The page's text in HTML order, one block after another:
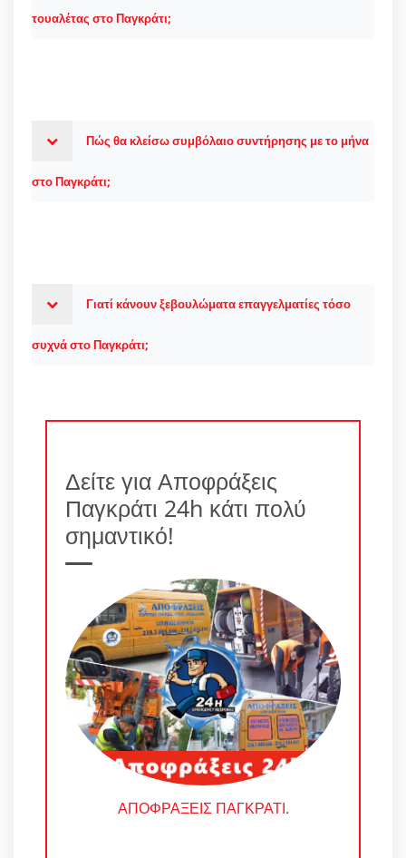
τουαλέτας στο Παγκράτι;
Πώς θα κλείσω συμβόλαιο συντήρησης με το μήνα
στο Παγκράτι;
Γιατί κάνουν ξεβουλώματα επαγγελματίες τόσο
συχνά στο Παγκράτι;
Δείτε για Αποφράξεις
Παγκράτι 24h κάτι πολύ
σημαντικό!
ΑΠΟΦΡΑΞΕΙΣ ΠΑΓΚΡΑΤΙ.